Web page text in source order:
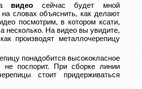
видео сейчас будет мной
словах объяснить, как делают
посмотрим, в котором ксати,
несколько. На видео вы увидите,
производят металлочерепицу
понадобится высококласное
поспорит. При сборке линии
стоит придерживаться